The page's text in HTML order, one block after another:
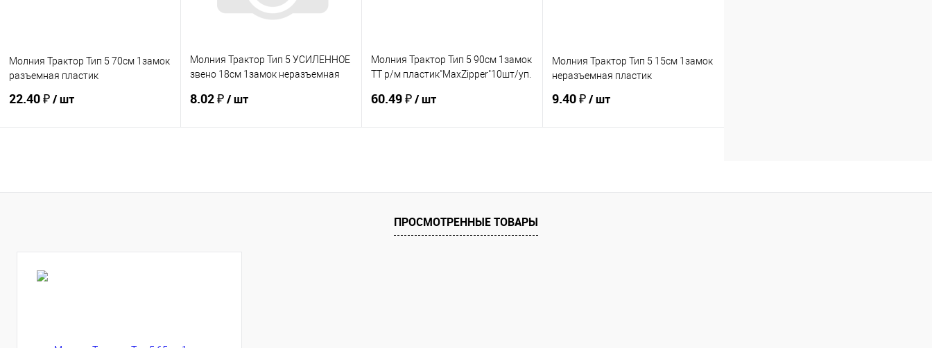
Молния Трактор Тип 5 70см 1замок
разъемная пластик
22.40 ₽/ шт
В избранное
Молния Трактор Тип 5 УСИЛЕННОЕ
звено 18см 1замок неразъемная
8.02 ₽/ шт
В избранное
Молния Трактор Тип 5 90см 1замок
ТТ р/м пластик"MaxZipper"10шт/уп.
60.49 ₽/ шт
В избранное
Молния Трактор Тип 5 15см 1замок
неразъемная пластик
9.40 ₽/ шт
В избранное
ПРОСМОТРЕННЫЕ ТОВАРЫ